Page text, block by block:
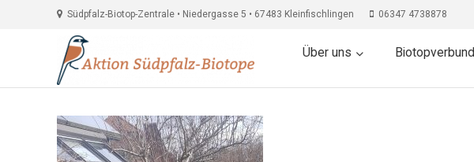
Südpfalz-Biotop-Zentrale • Niedergasse 5 • 67483 Kleinfischlingen 06347 4738878
Über uns Biotopverbund